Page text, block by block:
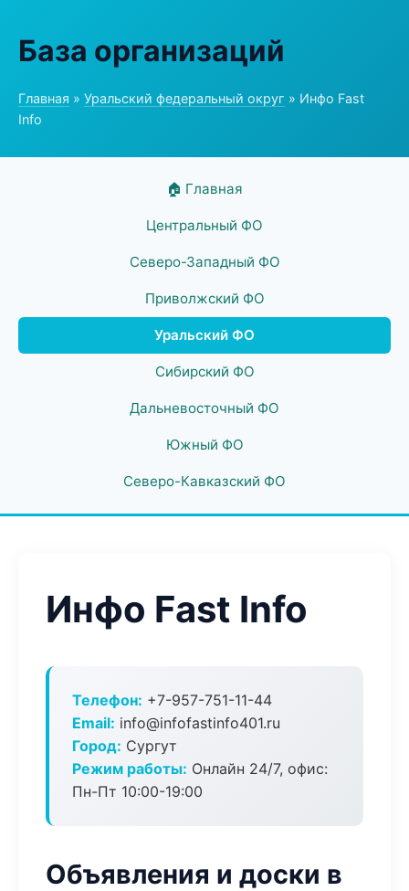
База организаций
Главная » Уральский федеральный округ » Инфо Fast
Info
🏠 Главная
Центральный ФО
Северо-Западный ФО
Приволжский ФО
Уральский ФО
Сибирский ФО
Дальневосточный ФО
Южный ФО
Северо-Кавказский ФО
Инфо Fast Info
Телефон: +7-957-751-11-44
Email: info@infofastinfo401.ru
Город: Сургут
Режим работы: Онлайн 24/7, офис:
Пн-Пт 10:00-19:00
Объявления и доски в